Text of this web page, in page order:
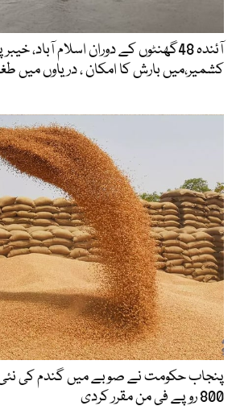
آئندہ 48گھنٹوں کے دوران اسلام آباد،
کشمیر،میں بارش کا امکان ، دریاوں میں
800 روپے فی من مقرر کردی